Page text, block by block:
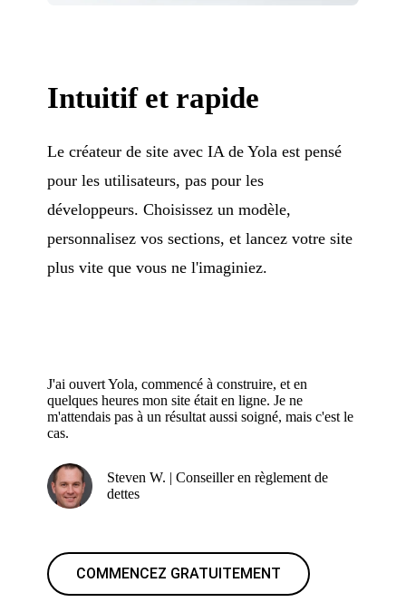
Intuitif et rapide
Le créateur de site avec IA de Yola est pensé
pour les utilisateurs, pas pour les
développeurs. Choisissez un modèle,
personnalisez vos sections, et lancez votre site
plus vite que vous ne l'imaginiez.
J'ai ouvert Yola, commencé à construire, et en
quelques heures mon site était en ligne. Je ne
m'attendais pas à un résultat aussi soigné, mais c'est le
cas.
Steven W. | Conseiller en règlement de
dettes
COMMENCEZ GRATUITEMENT